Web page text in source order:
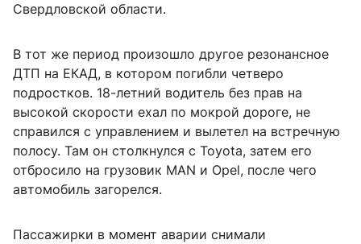
Свердловской области.
В тот же период произошло другое резонансное
ДТП на ЕКАД, в котором погибли четверо
подростков. 18-летний водитель без прав на
высокой скорости ехал по мокрой дороге, не
справился с управлением и вылетел на встречную
полосу. Там он столкнулся с Toyota, затем его
отбросило на грузовик MAN и Opel, после чего
автомобиль загорелся.
Пассажирки в момент аварии снимали